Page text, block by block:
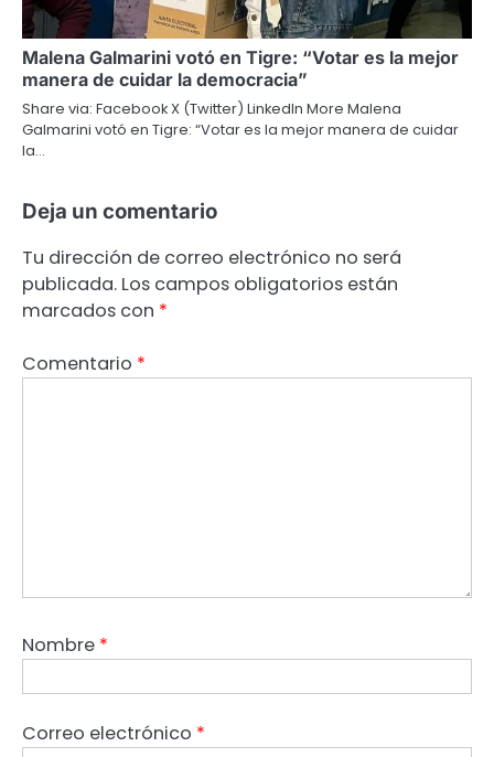
Malena Galmarini votó en Tigre: “Votar es la mejor
manera de cuidar la democracia”
Share via: Facebook X (Twitter) LinkedIn More Malena
Galmarini votó en Tigre: “Votar es la mejor manera de cuidar
la…
Deja un comentario
Tu dirección de correo electrónico no será
publicada. Los campos obligatorios están
marcados con *
Comentario *
Nombre *
Correo electrónico *